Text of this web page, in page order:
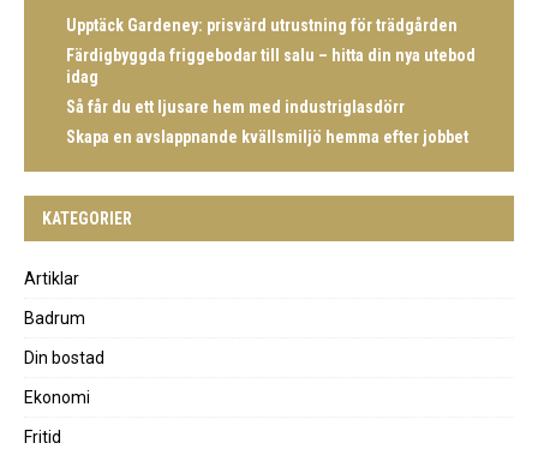
Upptäck Gardeney: prisvärd utrustning för trädgården
Färdigbyggda friggebodar till salu – hitta din nya utebod
idag
Så får du ett ljusare hem med industriglasdörr
Skapa en avslappnande kvällsmiljö hemma efter jobbet
KATEGORIER
Artiklar
Badrum
Din bostad
Ekonomi
Fritid